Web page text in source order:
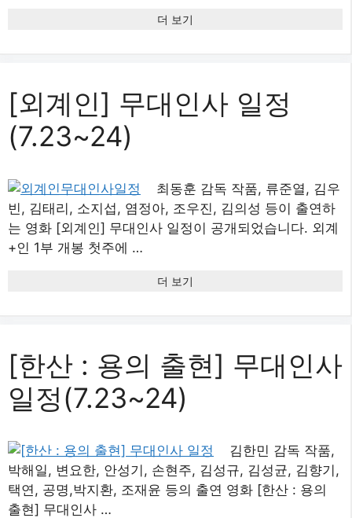
더 보기
[외계인] 무대인사 일정
(7.23~24)
최동훈 감독 작품, 류준열, 김우
빈, 김태리, 소지섭, 염정아, 조우진, 김의성 등이 출연하
는 영화 [외계인] 무대인사 일정이 공개되었습니다. 외계
+인 1부 개봉 첫주에 …
더 보기
[한산 : 용의 출현] 무대인사
일정(7.23~24)
김한민 감독 작품,
박해일, 변요한, 안성기, 손현주, 김성규, 김성균, 김향기,
택연, 공명,박지환, 조재윤 등의 출연 영화 [한산 : 용의
출현] 무대인사 …